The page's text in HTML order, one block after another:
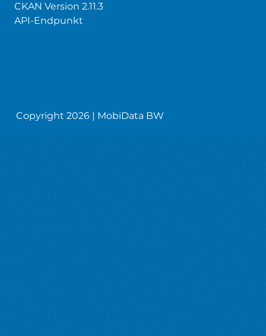
CKAN Version 2.11.3
API-Endpunkt
Copyright 2026 | MobiData BW